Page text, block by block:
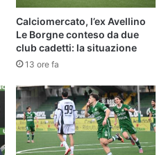
Calciomercato, l’ex Avellino
Le Borgne conteso da due
club cadetti: la situazione
13 ore fa